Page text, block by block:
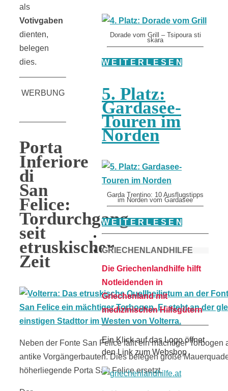
als
Votivgaben
dienten,
belegen
dies.
WERBUNG
Porta
Inferiore
di
San
Felice:
Tordurchgang
seit
etruskischer
Zeit
Neben der Fonte San Felice fällt ein mächtiger
antike Vorgängerbauten. Dies belegen große
höherliegende Porta San Felice ersetzt.
Dorade vom Grill – Tsipoura sti
skara
W E I T E R L E S E N
5. Platz:
Gardasee-
Touren im
Norden
Garda Trentino: 10 Ausflugstipps
im Norden vom Gardasee
W E I T E R L E S E N
GRIECHENLANDHILFE
Die Griechenlandhilfe hilft
Notleidenden in
Griechenland mit
medizinischen Hilfsgütern
Ein Klick auf das Logo öffnet
den Link zum Webshop